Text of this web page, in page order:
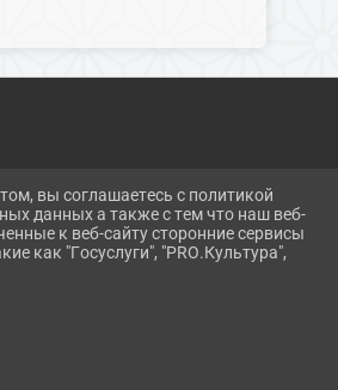
ПЕРСОНАЛЬНЫХ ДАННЫХ
вы соглашаетесь с политикой
данных а также с тем что наш веб-
к веб-сайту сторонние сервисы
как "Госуслуги", "PRO.Культура",